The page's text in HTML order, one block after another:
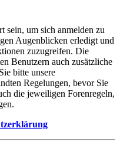
sein, um sich anmelden zu
Augenblicken erledigt und
zuzugreifen. Die
Benutzern auch zusätzliche
bitte unsere
Regelungen, bevor Sie
die jeweiligen Forenregeln,